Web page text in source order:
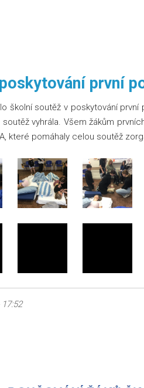
první
školní soutěž v poskytování
soutěž vyhrála. Všem žákům
které pomáhaly celou soutěž